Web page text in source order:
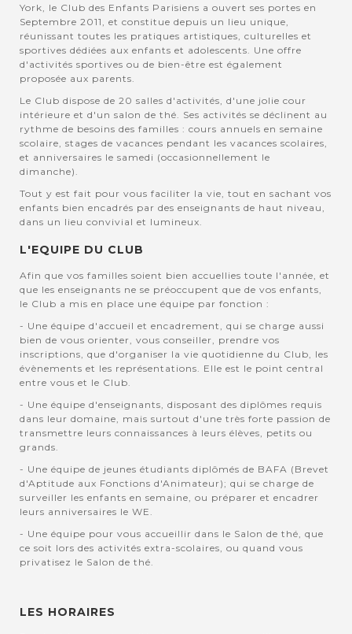
York, le Club des Enfants Parisiens a ouvert ses portes en
Septembre 2011, et constitue depuis un lieu unique,
réunissant toutes les pratiques artistiques, culturelles et
sportives dédiées aux enfants et adolescents. Une offre
d'activités sportives ou de bien-être est également
proposée aux parents.
Le Club dispose de 20 salles d'activités, d'une jolie cour
intérieure et d'un salon de thé. Ses activités se déclinent au
rythme de besoins des familles : cours annuels en semaine
scolaire, stages de vacances pendant les vacances scolaires,
et anniversaires le samedi (occasionnellement le
dimanche).
Tout y est fait pour vous faciliter la vie, tout en sachant vos
enfants bien encadrés par des enseignants de haut niveau,
dans un lieu convivial et lumineux.
L'EQUIPE DU CLUB
Afin que vos familles soient bien accuellies toute l'année, et
que les enseignants ne se préoccupent que de vos enfants,
le Club a mis en place une équipe par fonction :
- Une équipe d'accueil et encadrement, qui se charge aussi
bien de vous orienter, vous conseiller, prendre vos
inscriptions, que d'organiser la vie quotidienne du Club, les
évènements et les représentations. Elle est le point central
entre vous et le Club.
- Une équipe d'enseignants, disposant des diplômes requis
dans leur domaine, mais surtout d'une très forte passion de
transmettre leurs connaissances à leurs élèves, petits ou
grands.
- Une équipe de jeunes étudiants diplômés de BAFA (Brevet
d'Aptitude aux Fonctions d'Animateur); qui se charge de
surveiller les enfants en semaine, ou préparer et encadrer
leurs anniversaires le WE.
- Une équipe pour vous accueillir dans le Salon de thé, que
ce soit lors des activités extra-scolaires, ou quand vous
privatisez le Salon de thé.
LES HORAIRES